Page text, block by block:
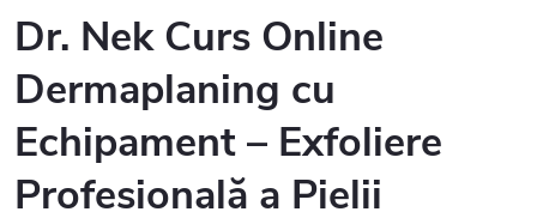
Dr. Nek Curs Online
Dermaplaning cu
Echipament – Exfoliere
Profesională a Pielii